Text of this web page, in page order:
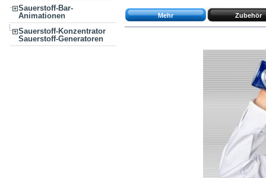
Sauerstoff-Bar-
Animationen
Sauerstoff-Konzentrator
Sauerstoff-Generatoren
Mehr Zubehör